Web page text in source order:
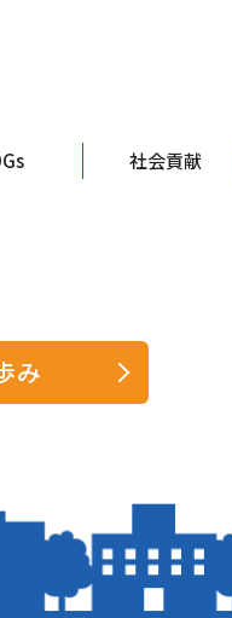
社会貢献
み